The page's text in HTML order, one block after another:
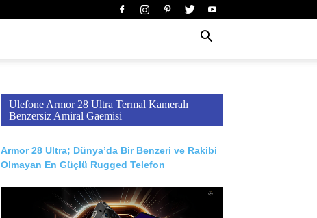
Ulefone Armor 28 Ultra Termal Kameralı
Benzersiz Amiral Gaemisi
Armor 28 Ultra; Dünya’da Bir Benzeri ve Rakibi
Olmayan En Güçlü Rugged Telefon